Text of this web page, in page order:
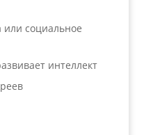
или социальное
интеллект